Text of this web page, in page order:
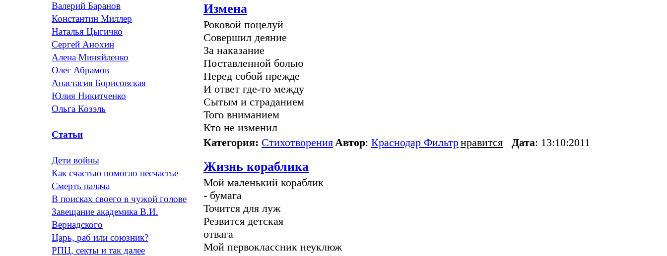
Валерий Баранов
Константин Миллер
Наталья Цыгичко
Сергей Анохин
Алена Миняйленко
Олег Абрамов
Анастасия Борисовская
Юлия Никитченко
Ольга Козэль
Статьи
Дети войны
Как счастью помогло несчастье
Смерть палача
В поисках своего в чужой голове
Завещание академика В.И.
Вернадского
Царь, раб или союзник?
РПЦ, секты и так далее
Измена
Роковой поцелуй
Совершил деяние
За наказание
Поставленной болью
Перед собой прежде
И ответ где-то между
Сытым и страданием
Того вниманием
Кто не изменил
Категория: Стихотворения Автор: Краснодар Фильтрнравится Дата: 13:10:2011
Жизнь кораблика
Мой маленький кораблик
- бумага
Точится для луж
Резвится детская
отвага
Мой первоклассник неуклюж